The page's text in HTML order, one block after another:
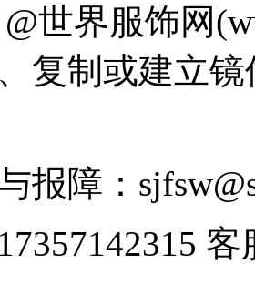
世界服饰网
复制或建立
报障：
客